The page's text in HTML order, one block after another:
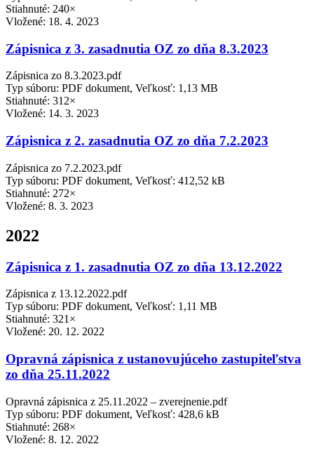
Stiahnuté: 240×
Vložené: 18. 4. 2023
Zápisnica z 3. zasadnutia OZ zo dňa 8.3.2023
Zápisnica zo 8.3.2023.pdf
Typ súboru: PDF dokument, Veľkosť: 1,13 MB
Stiahnuté: 312×
Vložené: 14. 3. 2023
Zápisnica z 2. zasadnutia OZ zo dňa 7.2.2023
Zápisnica zo 7.2.2023.pdf
Typ súboru: PDF dokument, Veľkosť: 412,52 kB
Stiahnuté: 272×
Vložené: 8. 3. 2023
2022
Zápisnica z 1. zasadnutia OZ zo dňa 13.12.2022
Zápisnica z 13.12.2022.pdf
Typ súboru: PDF dokument, Veľkosť: 1,11 MB
Stiahnuté: 321×
Vložené: 20. 12. 2022
Opravná zápisnica z ustanovujúceho zastupiteľstva
zo dňa 25.11.2022
Opravná zápisnica z 25.11.2022 – zverejnenie.pdf
Typ súboru: PDF dokument, Veľkosť: 428,6 kB
Stiahnuté: 268×
Vložené: 8. 12. 2022